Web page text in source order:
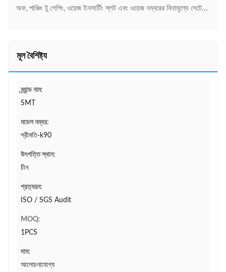
অফ, পাঞ্চিং টু শেপিং, ওয়েজ ইনসার্টিং স্লট এবং ওয়েজ নম্বরের বিনামূল্যে সেটে...
মূল বৈশিষ্ট্য
ব্র্যান্ড নাম:
SMT
মডেল নম্বর:
শ্রীমতি-k90
উৎপত্তি স্থান:
চীন
প্রত্যয়ন:
ISO / SGS Audit
MOQ:
1PCS
দাম:
আলোচনাযোগ্য